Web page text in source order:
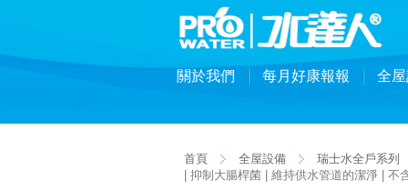
關於我們 每月好康報報 全
首頁 全屋設備
瑞士水全戶系列
| 抑制大腸桿菌 | 維持供水管道的潔淨 | 不